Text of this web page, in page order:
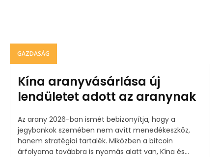
GAZDASÁG
Kína aranyvásárlása új
lendületet adott az aranynak
Az arany 2026-ban ismét bebizonyítja, hogy a
jegybankok szemében nem avítt menedékeszköz,
hanem stratégiai tartalék. Miközben a bitcoin
árfolyama továbbra is nyomás alatt van, Kína és...